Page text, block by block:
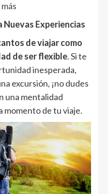
Nuevas Experiencias
de viajar como
de ser flexible. Si te
inesperada,
excursión, ¡no dudes
una mentalidad
momento de tu viaje.